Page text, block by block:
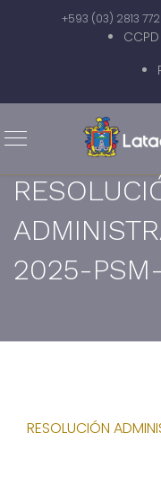
+593 (03) 2813 772
2025-
RESOLUCIÓN